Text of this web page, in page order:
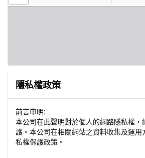
隱私權政策
前言申明:
本公司在此聲明對於個人的網路隱私權，
護。本公司在相關網站之資料收集及運
私權保護政策。